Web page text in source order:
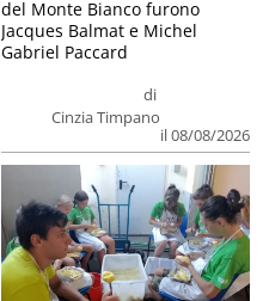
di
Cinzia Timpano
il 08/08/2026
del Monte Bianco furono
Jacques Balmat e Michel
Gabriel Paccard